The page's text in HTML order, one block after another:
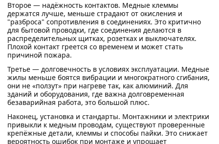
Второе — надёжность контактов. Медные клеммы
держатся лучше, меньше страдают от окисления и
"разброса" сопротивления в соединениях. Это критично
для бытовой проводки, где соединения делаются в
распределительных щитках, розетках и выключателях.
Плохой контакт греется со временем и может стать
причиной пожара.
Третье — долговечность в условиях эксплуатации. Медные
жилы меньше боятся вибрации и многократного сгибания,
они не «ползут» при нагреве так, как алюминий. Для
зданий и оборудования, где важна долговременная
безаварийная работа, это большой плюс.
Наконец, установка и стандарты. Монтажники и электрики
привыкли к медным проводам, существуют проверенные
крепёжные детали, клеммы и способы пайки. Это снижает
вероятность ошибок при монтаже и упрощает